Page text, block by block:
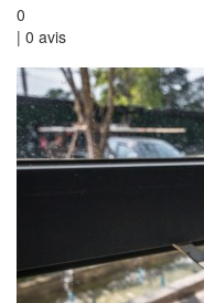
0
| 0 avis